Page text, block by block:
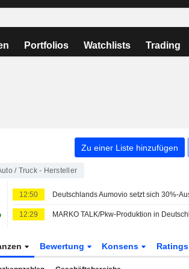
Portfolios Watchlists Trading
Zu einer Liste hinzufügen
/ Truck - Hersteller
12:50
12:29
Bewertung Konsens Ratings